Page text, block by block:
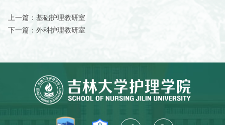
上一篇： 基础护理教研室
下一篇： 外科护理教研室